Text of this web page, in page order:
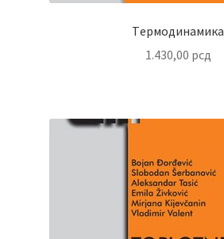
Tермодинамика
1.430,00 рсд